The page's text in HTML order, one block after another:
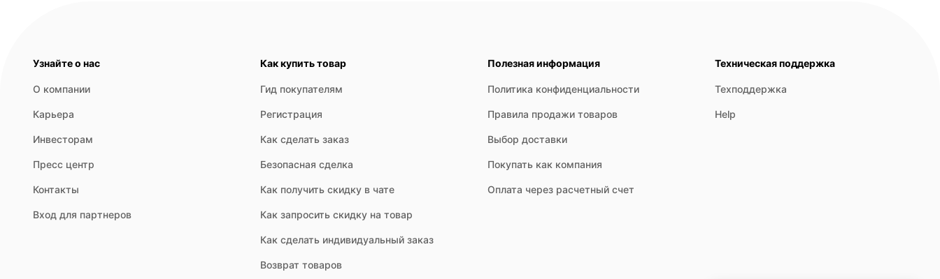
Узнайте о нас
О компании
Карьера
Инвесторам
Пресс центр
Контакты
Вход для партнеров
Как купить товар
Гид покупателям
Регистрация
Как сделать заказ
Безопасная сделка
Как получить скидку в чате
Как запросить скидку на товар
Как сделать индивидуальный заказ
Возврат товаров
Полезная информация
Политика конфиденциальности
Правила продажи товаров
Выбор доставки
Покупать как компания
Оплата через расчетный счет
Техническая поддержка
Техподдержка
Help